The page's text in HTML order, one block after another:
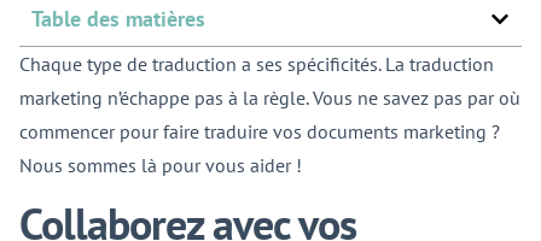
Table des matières
Chaque type de traduction a ses spécificités. La traduction
marketing n’échappe pas à la règle. Vous ne savez pas par où
commencer pour faire traduire vos documents marketing ?
Nous sommes là pour vous aider !
Collaborez avec vos